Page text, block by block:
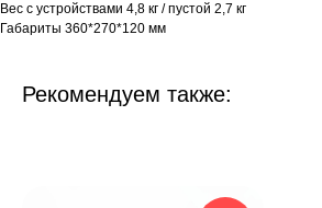
Вес с устройствами 4,8 кг / пустой 2,7 кг
Габариты 360*270*120 мм
Рекомендуем также: